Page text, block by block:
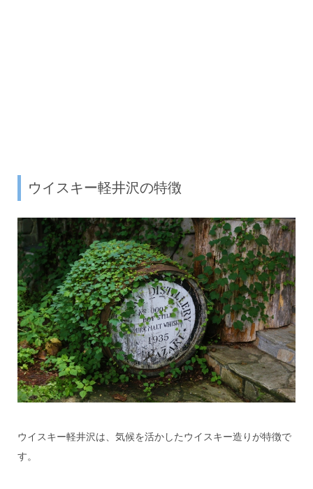
ウイスキー軽井沢の特徴
ウイスキー軽井沢は、気候を活かしたウイスキー造りが特徴で
す。